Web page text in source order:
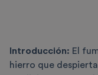
Introducción: El
hierro que